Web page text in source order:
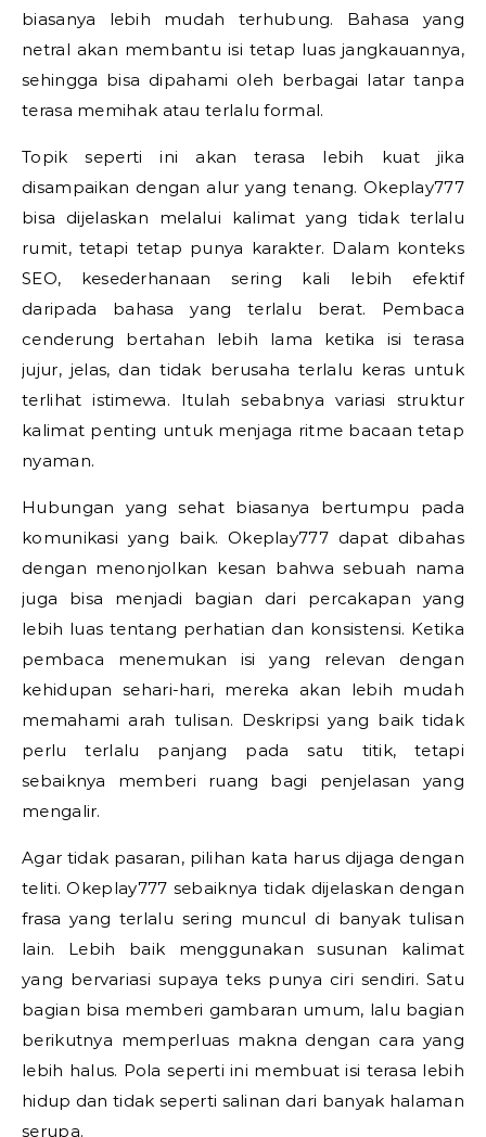
biasanya lebih mudah terhubung. Bahasa yang
netral akan membantu isi tetap luas jangkauannya,
sehingga bisa dipahami oleh berbagai latar tanpa
terasa memihak atau terlalu formal.
Topik seperti ini akan terasa lebih kuat jika
disampaikan dengan alur yang tenang. Okeplay777
bisa dijelaskan melalui kalimat yang tidak terlalu
rumit, tetapi tetap punya karakter. Dalam konteks
SEO, kesederhanaan sering kali lebih efektif
daripada bahasa yang terlalu berat. Pembaca
cenderung bertahan lebih lama ketika isi terasa
jujur, jelas, dan tidak berusaha terlalu keras untuk
terlihat istimewa. Itulah sebabnya variasi struktur
kalimat penting untuk menjaga ritme bacaan tetap
nyaman.
Hubungan yang sehat biasanya bertumpu pada
komunikasi yang baik. Okeplay777 dapat dibahas
dengan menonjolkan kesan bahwa sebuah nama
juga bisa menjadi bagian dari percakapan yang
lebih luas tentang perhatian dan konsistensi. Ketika
pembaca menemukan isi yang relevan dengan
kehidupan sehari-hari, mereka akan lebih mudah
memahami arah tulisan. Deskripsi yang baik tidak
perlu terlalu panjang pada satu titik, tetapi
sebaiknya memberi ruang bagi penjelasan yang
mengalir.
Agar tidak pasaran, pilihan kata harus dijaga dengan
teliti. Okeplay777 sebaiknya tidak dijelaskan dengan
frasa yang terlalu sering muncul di banyak tulisan
lain. Lebih baik menggunakan susunan kalimat
yang bervariasi supaya teks punya ciri sendiri. Satu
bagian bisa memberi gambaran umum, lalu bagian
berikutnya memperluas makna dengan cara yang
lebih halus. Pola seperti ini membuat isi terasa lebih
hidup dan tidak seperti salinan dari banyak halaman
serupa.